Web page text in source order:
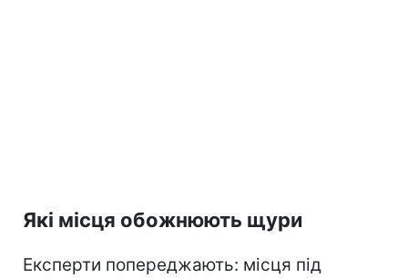
Які місця обожнюють щури
Експерти попереджають: місця під